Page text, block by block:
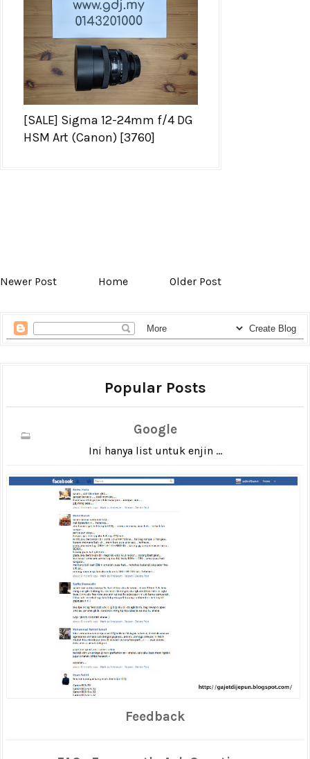
[SALE] Sigma 12-24mm f/4 DG
HSM Art (Canon) [3760]
Newer Post Home Older Post
Popular Posts
Google
Ini hanya list untuk enjin ...
Feedback